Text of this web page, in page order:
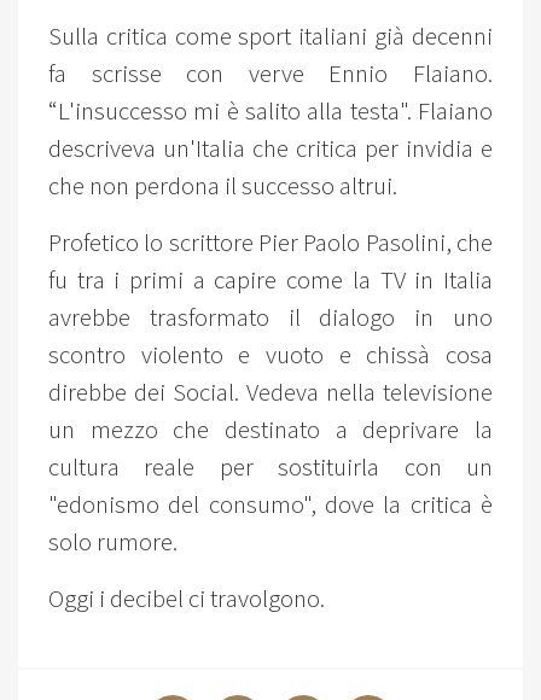
Sulla critica come sport italiani già decenni
fa scrisse con verve Ennio Flaiano.
“L'insuccesso mi è salito alla testa". Flaiano
descriveva un'Italia che critica per invidia e
che non perdona il successo altrui.
Profetico lo scrittore Pier Paolo Pasolini, che
fu tra i primi a capire come la TV in Italia
avrebbe trasformato il dialogo in uno
scontro violento e vuoto e chissà cosa
direbbe dei Social. Vedeva nella televisione
un mezzo che destinato a deprivare la
cultura reale per sostituirla con un
"edonismo del consumo", dove la critica è
solo rumore.
Oggi i decibel ci travolgono.